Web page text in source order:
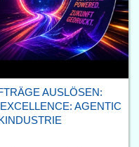
AUSLÖSEN:
AGENTIC